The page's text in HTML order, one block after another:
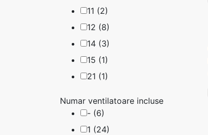
11 (2)
12 (8)
14 (3)
15 (1)
21 (1)
Numar ventilatoare incluse
- (6)
1 (24)